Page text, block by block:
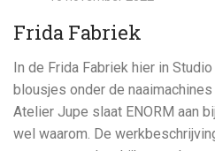
Frida Fabriek
In de Frida Fabriek hier in
blousjes onder de
Atelier Jupe slaat ENORM aan
wel waarom. De